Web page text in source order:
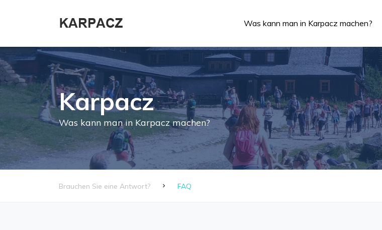
Was kann man in Karpacz machen?
Karpacz
Was kann man in Karpacz machen?
Brauchen Sie eine Antwort? FAQ